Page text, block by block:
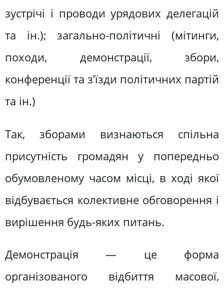
зустрічі і проводи урядових делегацій
та ін.); загально-політичні (мітинги,
походи, демонстрації, збори,
конференції та з’їзди політичних партій
та ін.)
Так, зборами визнаються спільна
присутність громадян у попередньо
обумовленому часом місці, в ході якої
відбувається колективне обговорення і
вирішення будь-яких питань.
Демонстрація — це форма
організованого відбиття масової,